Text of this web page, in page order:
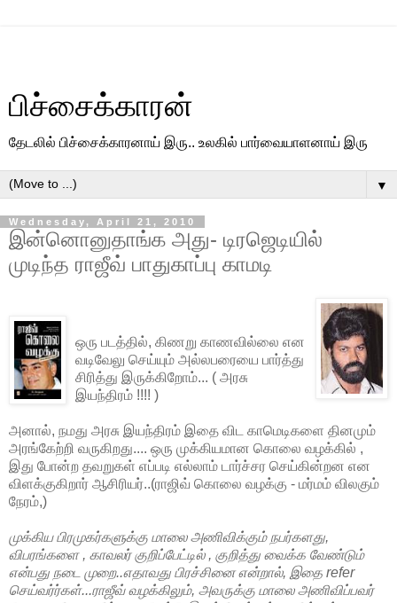
பிச்சைக்காரன்
தேடலில் பிச்சைக்காரனாய் இரு.. உலகில் பார்வையாளனாய் இரு
▼
Wednesday, April 21, 2010
இன்னொனுதாங்க அது- டிரஜெடியில்
முடிந்த ராஜீவ் பாதுகாப்பு காமடி
ஒரு படத்தில், கிணறு காணவில்லை என
வடிவேலு செய்யும் அல்லபரையை பார்த்து
சிரித்து இருக்கிறோம்... ( அரசு
இயந்திரம் !!!! )
அனால், நமது அரசு இயந்திரம் இதை விட காமெடிகளை தினமும்
அரங்கேற்றி வருகிறது.... ஒரு முக்கியமான கொலை வழக்கில் ,
இது போன்ற தவறுகள் எப்படி எல்லாம் டார்ச்சர செய்கின்றன என
விளக்குகிறார் ஆசிரியர்..(ராஜிவ் கொலை வழக்கு - மர்மம் விலகும்
நேரம்,)
முக்கிய பிரமுகர்களுக்கு மாலை அணிவிக்கும் நபர்களது,
விபரங்களை , காவலர் குறிப்பேட்டில் , குறித்து வைக்க வேண்டும்
என்பது நடை முறை..எதாவது பிரச்சினை என்றால், இதை refer
செய்வர்ர்கள்...ராஜீவ் வழக்கிலும், அவருக்கு மாலை அணிவிப்பவர்